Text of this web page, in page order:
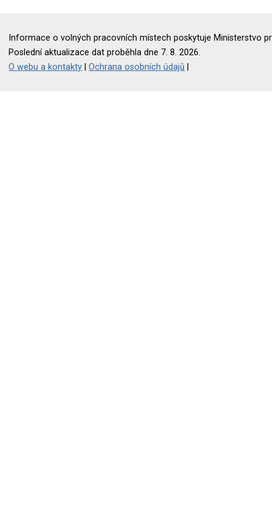
Informace o volných pracovních místech poskytuje Ministerstvo
Poslední aktualizace dat proběhla dne 7. 8. 2026.
O webu a kontakty |Ochrana osobních údajů